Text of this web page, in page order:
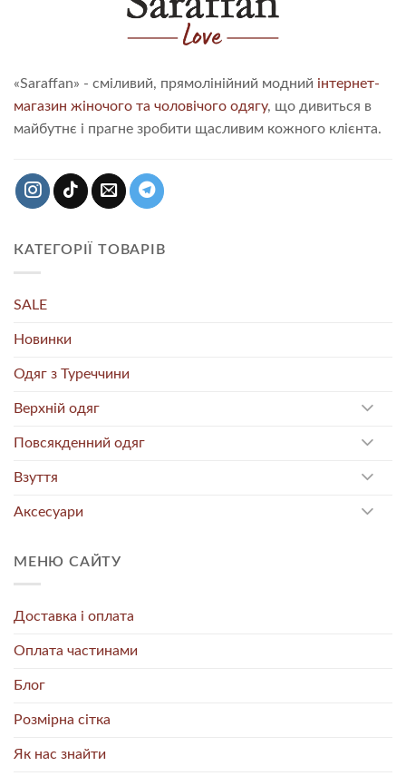
«Saraffan» - сміливий, прямолінійний модний інтернет-
магазин жіночого та чоловічого одягу, що дивиться в
майбутнє і прагне зробити щасливим кожного клієнта.
КАТЕГОРІЇ ТОВАРІВ
SALE
Новинки
Одяг з Туреччини
Верхній одяг
Повсякденний одяг
Взуття
Аксесуари
МЕНЮ САЙТУ
Доставка і оплата
Оплата частинами
Блог
Розмірна сітка
Як нас знайти